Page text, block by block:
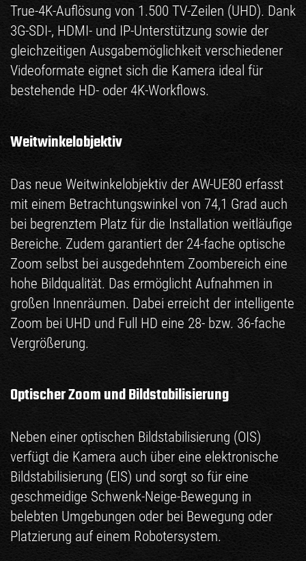
True-4K-Auflösung von 1.500 TV-Zeilen (UHD). Dank
3G-SDI-, HDMI- und IP-Unterstützung sowie der
gleichzeitigen Ausgabemöglichkeit verschiedener
Videoformate eignet sich die Kamera ideal für
bestehende HD- oder 4K-Workflows.
Weitwinkelobjektiv
Das neue Weitwinkelobjektiv der AW-UE80 erfasst
mit einem Betrachtungswinkel von 74,1 Grad auch
bei begrenztem Platz für die Installation weitläufige
Bereiche. Zudem garantiert der 24-fache optische
Zoom selbst bei ausgedehntem Zoombereich eine
hohe Bildqualität. Das ermöglicht Aufnahmen in
großen Innenräumen. Dabei erreicht der intelligente
Zoom bei UHD und Full HD eine 28- bzw. 36-fache
Vergrößerung.
Optischer Zoom und Bildstabilisierung
Neben einer optischen Bildstabilisierung (OIS)
verfügt die Kamera auch über eine elektronische
Bildstabilisierung (EIS) und sorgt so für eine
geschmeidige Schwenk-Neige-Bewegung in
belebten Umgebungen oder bei Bewegung oder
Platzierung auf einem Robotersystem.